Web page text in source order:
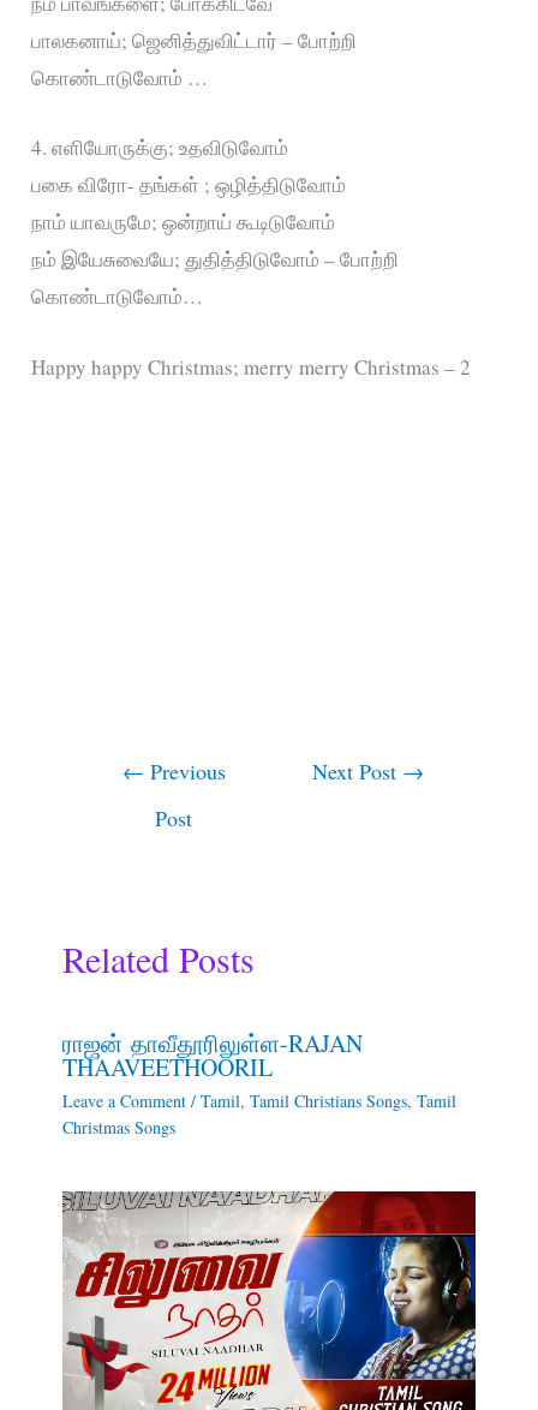
பாலகனாய்; ஜெனித்துவிட்டார் – போற்றி
கொண்டாடுவோம் …
4. எளியோருக்கு; உதவிடுவோம்
பகை விரோ- தங்கள் ; ஒழித்திடுவோம்
நாம் யாவருமே; ஒன்றாய் கூடிடுவோம்
நம் இயேசுவையே; துதித்திடுவோம் – போற்றி
கொண்டாடுவோம்…
Happy happy Christmas; merry merry Christmas – 2
← Previous
Post
Next Post →
Related Posts
ராஜன் தாவீதூரிலுள்ள-RAJAN
THAAVEETHOORIL
Leave a Comment / Tamil, Tamil Christians Songs, Tamil
Christmas Songs